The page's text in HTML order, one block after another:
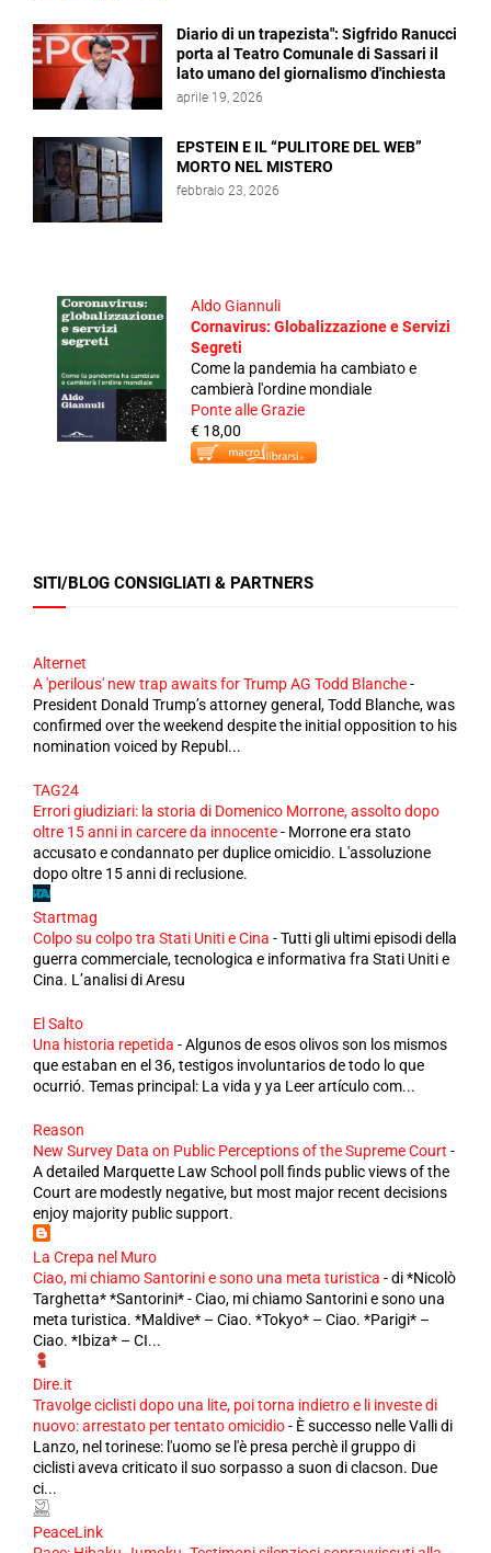
Diario di un trapezista": Sigfrido Ranucci
porta al Teatro Comunale di Sassari il
lato umano del giornalismo d'inchiesta
aprile 19, 2026
EPSTEIN E IL “PULITORE DEL WEB”
MORTO NEL MISTERO
febbraio 23, 2026
Aldo Giannuli
Cornavirus: Globalizzazione e Servizi
Segreti
Come la pandemia ha cambiato e
cambierà l'ordine mondiale
Ponte alle Grazie
€ 18,00
SITI/BLOG CONSIGLIATI & PARTNERS
Alternet
A 'perilous' new trap awaits for Trump AG Todd Blanche-
President Donald Trump’s attorney general, Todd Blanche, was
confirmed over the weekend despite the initial opposition to his
nomination voiced by Republ...
TAG24
Errori giudiziari: la storia di Domenico Morrone, assolto dopo
oltre 15 anni in carcere da innocente- Morrone era stato
accusato e condannato per duplice omicidio. L'assoluzione
dopo oltre 15 anni di reclusione.
Startmag
Colpo su colpo tra Stati Uniti e Cina -Tutti gli ultimi episodi della
guerra commerciale, tecnologica e informativa fra Stati Uniti e
Cina. L’analisi di Aresu
El Salto
Una historia repetida -Algunos de esos olivos son los mismos
que estaban en el 36, testigos involuntarios de todo lo que
ocurrió. Temas principal: La vida y ya Leer artículo com...
Reason
New Survey Data on Public Perceptions of the Supreme Court -
A detailed Marquette Law School poll finds public views of the
Court are modestly negative, but most major recent decisions
enjoy majority public support.
La Crepa nel Muro
Ciao, mi chiamo Santorini e sono una meta turistica -di *Nicolò
Targhetta* *Santorini* - Ciao, mi chiamo Santorini e sono una
meta turistica. *Maldive* – Ciao. *Tokyo* – Ciao. *Parigi* –
Ciao. *Ibiza* – CI...
Dire.it
Travolge ciclisti dopo una lite, poi torna indietro e li investe di
nuovo: arrestato per tentato omicidio- È successo nelle Valli di
Lanzo, nel torinese: l'uomo se l'è presa perchè il gruppo di
ciclisti aveva criticato il suo sorpasso a suon di clacson. Due
ci...
PeaceLink